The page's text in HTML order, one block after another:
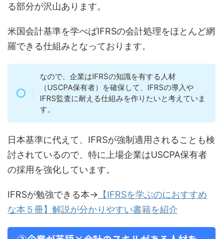
る部分が沢山あります。
米国会計基準を学べばIFRSの会計処理をほとんど網
羅できる仕組みとなっております。
なので、企業はIFRSの知識を有する人材
（USCPA保有者）を確保して、IFRSの導入や
IFRS監査に耐える仕組みを作りたいと考えていま
す。
日本基準に代えて、IFRSが強制適用されることも検
討されているので、特に上場企業はUSCPA保有者
の採用を強化しています。
IFRSが勉強できる本→ 【IFRSを学ぶのにおすすめ
な本５冊】解説が分かりやすい書籍を紹介